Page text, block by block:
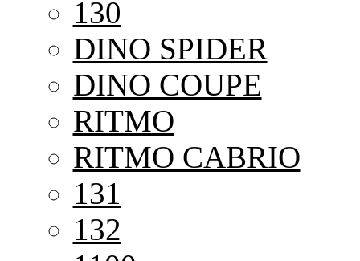
130
DINO SPIDER
DINO COUPE
RITMO
RITMO CABRIO
131
132